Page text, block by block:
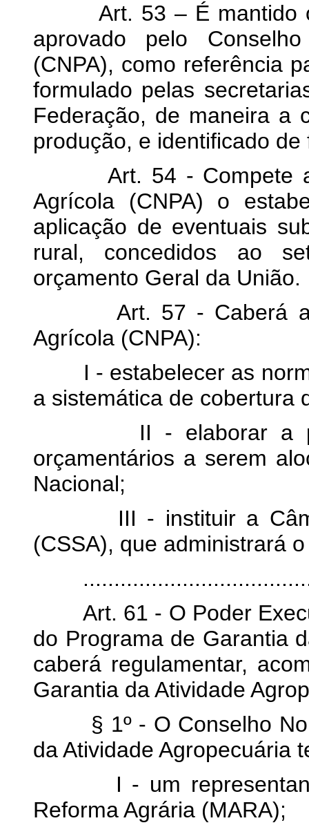
Art. 53 – É mantido o
aprovado pelo
(CNPA), como referência
formulado pelas
Federação, de maneira a
produção, e identificado
Art. 54 - Compete ao
Agrícola (CNPA) o
aplicação de eventuais
rural, concedidos ao
orçamento Geral da União.
Art. 57 - Caberá ao
Agrícola (CNPA):
I - estabelecer as
a sistemática de cobertura
II - elaborar a
orçamentários a serem
Nacional;
III - instituir a
(CSSA), que administrará
Art. 61 - O Poder
do Programa de Garantia
caberá regulamentar,
Garantia da Atividade
§ 1º - O Conselho
da Atividade Agropecuária
I - um representante
Reforma Agrária (MARA);